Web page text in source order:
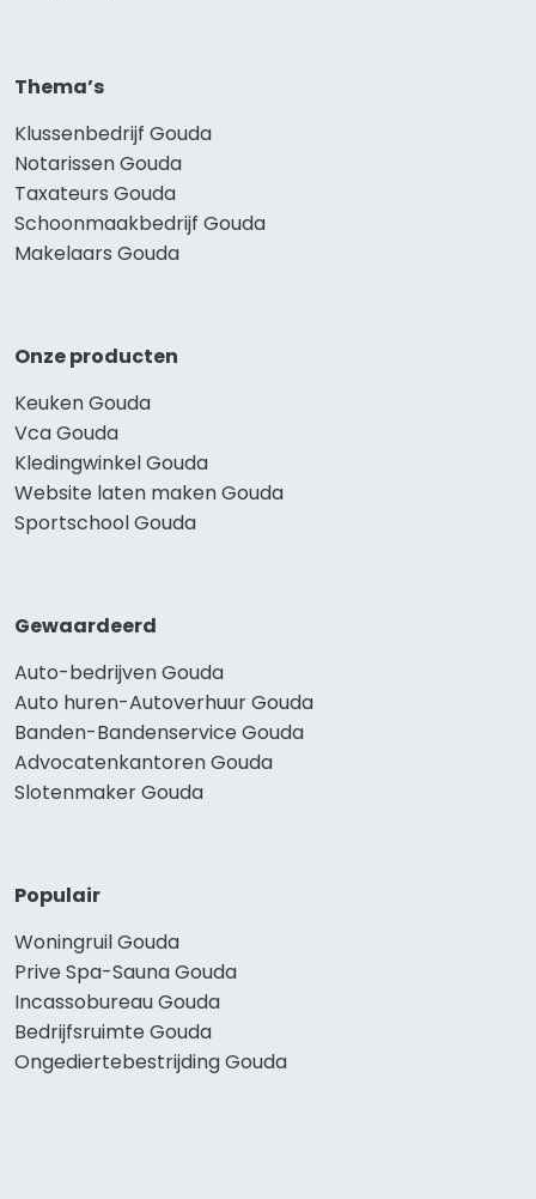
Thema’s
Klussenbedrijf Gouda
Notarissen Gouda
Taxateurs Gouda
Schoonmaakbedrijf Gouda
Makelaars Gouda
Onze producten
Keuken Gouda
Vca Gouda
Kledingwinkel Gouda
Website laten maken Gouda
Sportschool Gouda
Gewaardeerd
Auto-bedrijven Gouda
Auto huren-Autoverhuur Gouda
Banden-Bandenservice Gouda
Advocatenkantoren Gouda
Slotenmaker Gouda
Populair
Woningruil Gouda
Prive Spa-Sauna Gouda
Incassobureau Gouda
Bedrijfsruimte Gouda
Ongediertebestrijding Gouda